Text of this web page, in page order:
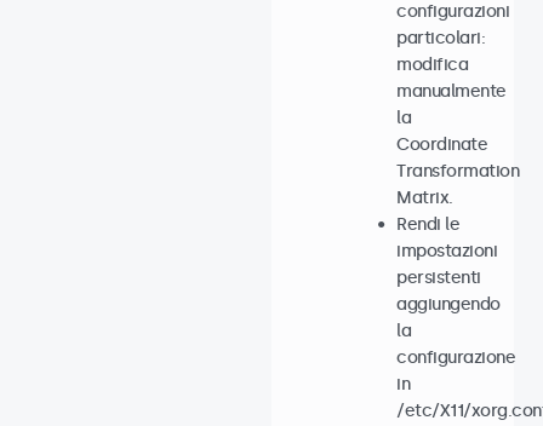
configurazioni
particolari:
modifica
manualmente
la
Coordinate
Transformation
Matrix.
Rendi le
impostazioni
persistenti
aggiungendo
la
configurazione
in
/etc/X11/